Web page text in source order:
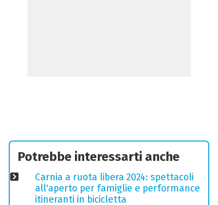
Potrebbe interessarti anche
Carnia a ruota libera 2024: spettacoli
all'aperto per famiglie e performance
itineranti in bicicletta